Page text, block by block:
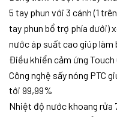
5 tay phun với 3 cánh (1
tay phun bổ trợ phía dưới)
nước áp suất cao giúp làm
Điều khiển cảm ứng Touch
Công nghệ sấy nóng PTC
tới 99,99%
Nhiệt độ nước khoang rửa